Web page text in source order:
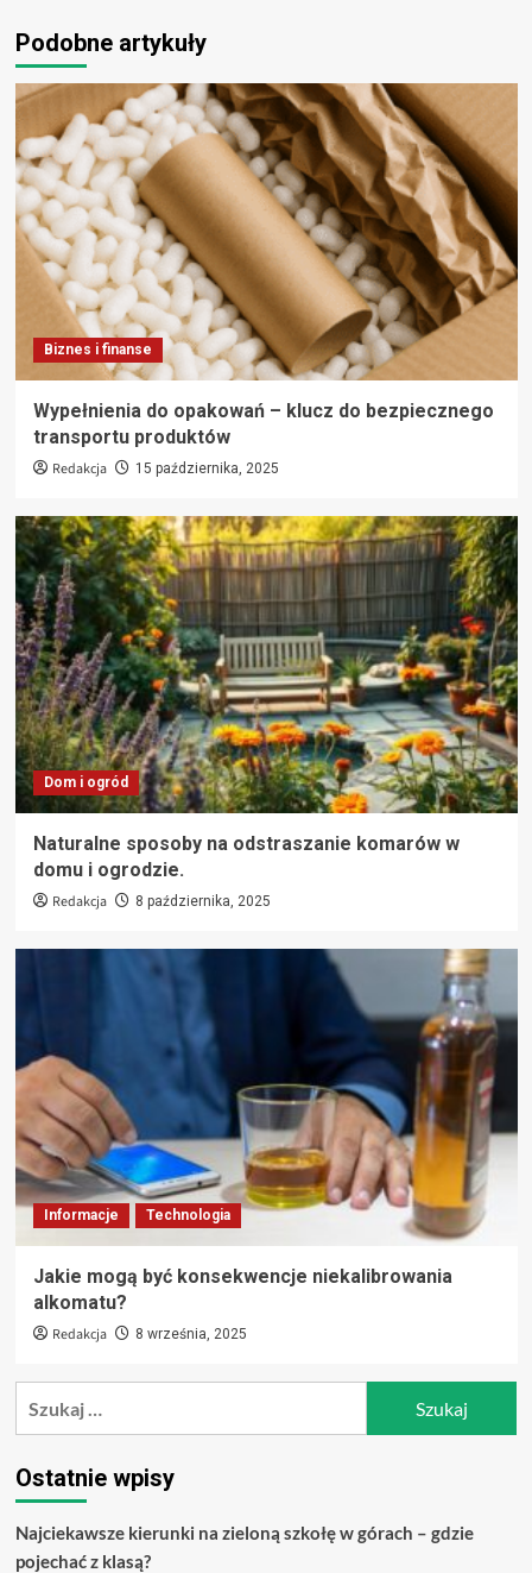
Podobne artykuły
Biznes i finanse
Wypełnienia do opakowań – klucz do bezpiecznego
transportu produktów
Redakcja 15 października, 2025
Dom i ogród
Naturalne sposoby na odstraszanie komarów w
domu i ogrodzie.
Redakcja 8 października, 2025
Informacje Technologia
Jakie mogą być konsekwencje niekalibrowania
alkomatu?
Redakcja 8 września, 2025
Ostatnie wpisy
Najciekawsze kierunki na zieloną szkołę w górach – gdzie
pojechać z klasą?